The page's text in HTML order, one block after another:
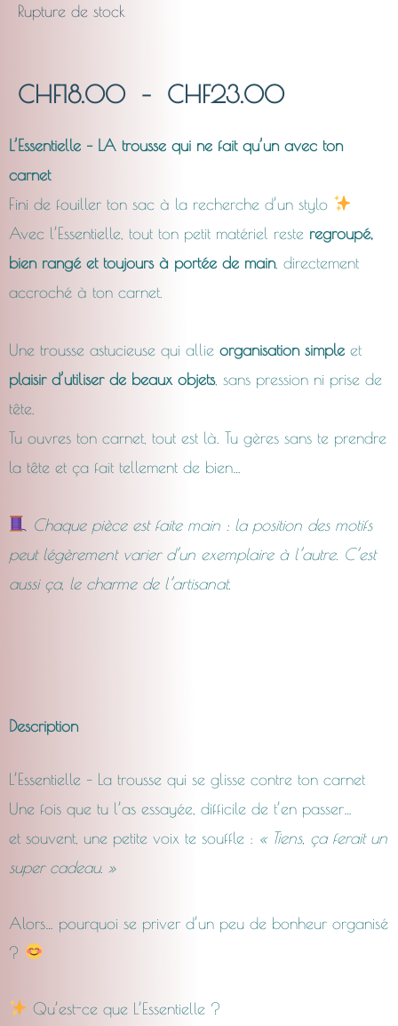
Rupture de stock
CHF18.00 – CHF23.00Plage
de
CHF18.00
à
L’Essentielle – LA trousse qui ne fait qu’un avec ton
carnet
Fini de fouiller ton sac à la recherche d’un stylo
Avec l’Essentielle, tout ton petit matériel reste regroupé,
bien rangé et toujours à portée de main, directement
accroché à ton carnet.
Une trousse astucieuse qui allie organisation simple et
plaisir d’utiliser de beaux objets, sans pression ni prise de
tête.
Tu ouvres ton carnet, tout est là. Tu gères sans te prendre
la tête et ça fait tellement de bien…
Chaque pièce est faite main : la position des motifs
peut légèrement varier d’un exemplaire à l’autre. C’est
aussi ça, le charme de l’artisanat.
Description
L’Essentielle – La trousse qui se glisse contre ton carnet
Une fois que tu l’as essayée, difficile de t’en passer…
et souvent, une petite voix te souffle : « Tiens, ça ferait un
super cadeau. »
Alors… pourquoi se priver d’un peu de bonheur organisé
?
Qu’est-ce que L’Essentielle ?